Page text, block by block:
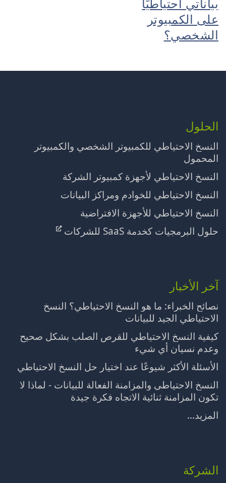
على الكمبيوتر
الشخصي؟
الحلول
النسخ الاحتياطي للكمبيوتر الشخصي والكمبيوتر
المحمول
النسخ الاحتياطي لأجهزة كمبيوتر الشركة
النسخ الاحتياطي للخوادم ومراكز البيانات
النسخ الاحتياطي للأجهزة الافتراضية
حلول البرمجيات كخدمة SaaS للشركات
آخر الأخبار
نصائح الخبراء: ما هو النسخ الاحتياطي؟ النسخ
الاحتياطي الجيد للبيانات
كيفية النسخ الاحتياطي للقرص الصلب بشكل صحيح
وعدم نسيان أي شيء
الأسئلة الأكثر شيوعًا عند اختيار حل النسخ الاحتياطي
النسخ الاحتياطي والمزامنة الفعالة للبيانات - لماذا لا
تكون المزامنة ثنائية الاتجاه فكرة جيدة
المزيد...
الشركة